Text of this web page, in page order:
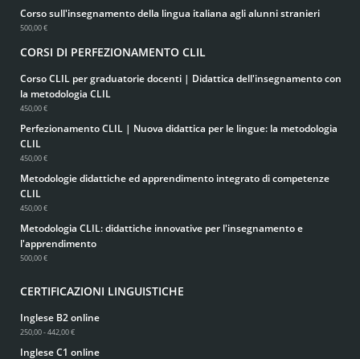
Corso sull'insegnamento della lingua italiana agli alunni stranieri
500,00 €
CORSI DI PERFEZIONAMENTO CLIL
Corso CLIL per graduatorie docenti | Didattica dell'insegnamento con
la metodologia CLIL
450,00 €
Perfezionamento CLIL | Nuova didattica per le lingue: la metodologia
CLIL
450,00 €
Metodologie didattiche ed apprendimento integrato di competenze
CLIL
450,00 €
Metodologia CLIL: didattiche innovative per l'insegnamento e
l'apprendimento
500,00 €
CERTIFICAZIONI LINGUISTICHE
Inglese B2 online
250,00 - 442,00 €
Inglese C1 online